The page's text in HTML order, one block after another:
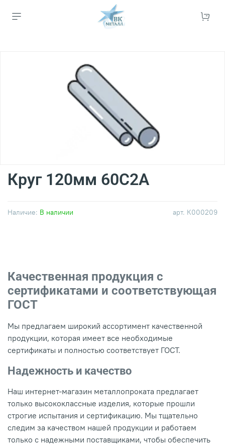
арт. К000209
Наличие: В наличии
Круг 120мм 60С2А
Качественная продукция с
сертификатами и соответствующая
ГОСТ
Мы предлагаем широкий ассортимент качественной
продукции, которая имеет все необходимые
сертификаты и полностью соответствует ГОСТ.
Надежность и качество
Наш интернет-магазин металлопроката предлагает
только высококлассные изделия, которые прошли
строгие испытания и сертификацию. Мы тщательно
следим за качеством нашей продукции и работаем
только с надежными поставщиками, чтобы обеспечить